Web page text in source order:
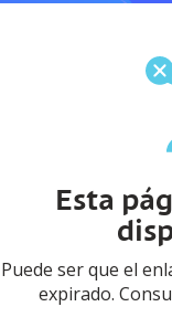
Esta
Puede ser que el
expirado.